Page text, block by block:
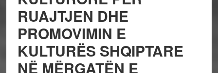
RUAJTJEN DHE
PROMOVIMIN E
KULTURËS SHQIPTARE
NË MËRGATËN E